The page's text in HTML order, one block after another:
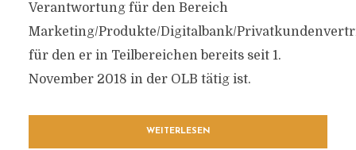
Verantwortung für den Bereich
Marketing/Produkte/Digitalbank/
für den er in Teilbereichen bereits seit 1.
November 2018 in der OLB tätig ist.
WEITERLESEN